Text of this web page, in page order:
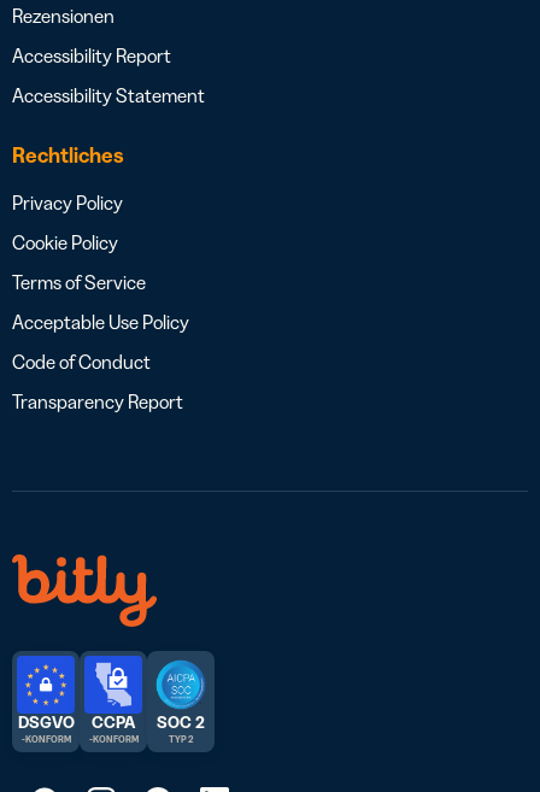
Rezensionen
Accessibility Report
Accessibility Statement
Rechtliches
Privacy Policy
Cookie Policy
Terms of Service
Acceptable Use Policy
Code of Conduct
Transparency Report
DSGVO
-KONFORM
CCPA
-KONFORM
SOC 2
TYP 2